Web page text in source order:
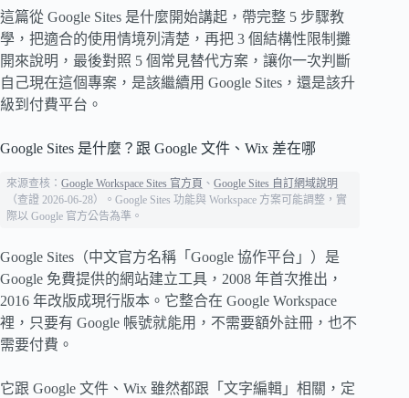
這篇從 Google Sites 是什麼開始講起，帶完整 5 步驟教
學，把適合的使用情境列清楚，再把 3 個結構性限制攤
開來說明，最後對照 5 個常見替代方案，讓你一次判斷
自己現在這個專案，是該繼續用 Google Sites，還是該升
級到付費平台。
Google Sites 是什麼？跟 Google 文件、Wix 差在哪
來源查核：Google Workspace Sites 官方頁 、Google Sites 自訂網域說明
（查證 2026-06-28）。Google Sites 功能與 Workspace 方案可能調整，實
際以 Google 官方公告為準。
Google Sites（中文官方名稱「Google 協作平台」）是
Google 免費提供的網站建立工具，2008 年首次推出，
2016 年改版成現行版本。它整合在 Google Workspace
裡，只要有 Google 帳號就能用，不需要額外註冊，也不
需要付費。
它跟 Google 文件、Wix 雖然都跟「文字編輯」相關，定